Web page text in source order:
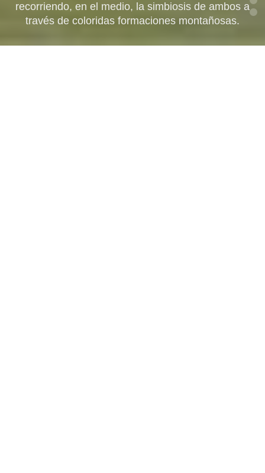
recorriendo, en el medio, la simbiosis de ambos a
través de coloridas formaciones montañosas.
Experiencias emblemáticas de nuestra provincia.
Estas son actividades singulares cuando visites
Salta.
bodegas de altura, hacen de la actividad enoturistica
en Salta una experiencia única.
en montañas y ríos, que hacen única la experiencia.
¡Vení a disfrutarla!.